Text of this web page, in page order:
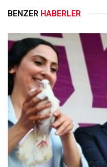
BENZER HABERLER